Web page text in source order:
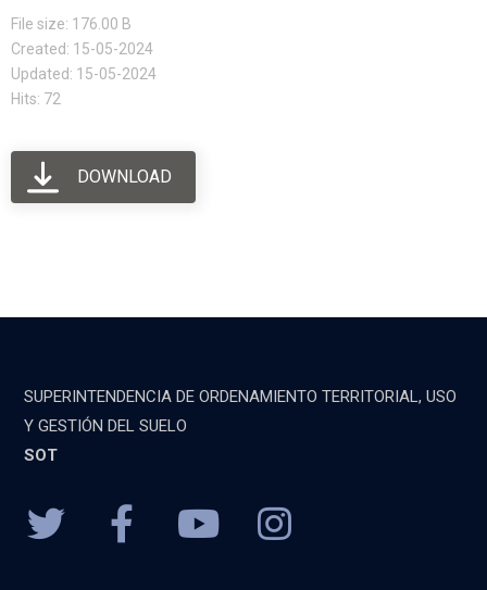
File size: 176.00 B
Created: 15-05-2024
Updated: 15-05-2024
Hits: 72
DOWNLOAD
SUPERINTENDENCIA DE ORDENAMIENTO TERRITORIAL, USO
Y GESTIÓN DEL SUELO
SOT